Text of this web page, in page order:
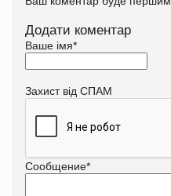
Додати коментар
Ваше імя*
Захист від СПАМ
Сообщение*